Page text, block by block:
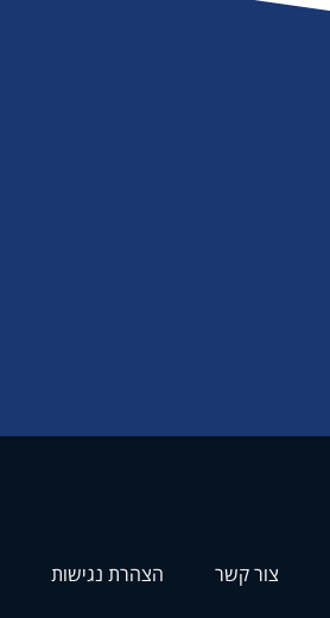
צור קשר הצהרת נגישות